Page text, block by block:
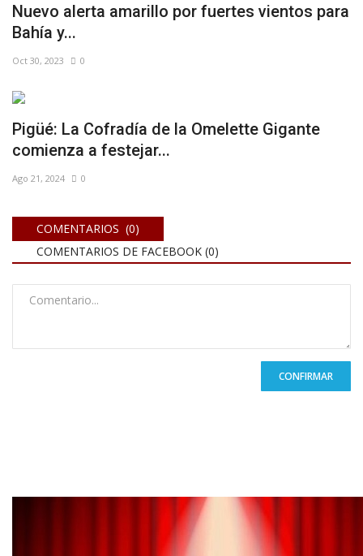
Nuevo alerta amarillo por fuertes vientos para
Bahía y...
Oct 30, 2023 0
Pigüé: La Cofradía de la Omelette Gigante
comienza a festejar...
Ago 21, 2024 0
COMENTARIOS (0)
COMENTARIOS DE FACEBOOK (0)
CONFIRMAR